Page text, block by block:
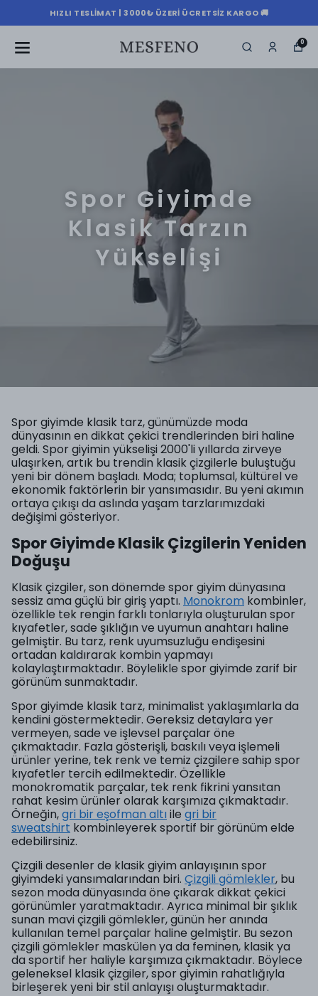
HIZLI TESLIMAT | 3000₺ ÜZERI ÜCRETSIZ KARGO 🚚
0
Spor Giyimde
Klasik Tarzın
Yükselişi
Spor giyimde klasik tarz, günümüzde moda
dünyasının en dikkat çekici trendlerinden biri haline
geldi. Spor giyimin yükselişi 2000'li yıllarda zirveye
ulaşırken, artık bu trendin klasik çizgilerle buluştuğu
yeni bir dönem başladı. Moda; toplumsal, kültürel ve
ekonomik faktörlerin bir yansımasıdır. Bu yeni akımın
ortaya çıkışı da aslında yaşam tarzlarımızdaki
değişimi gösteriyor.
Spor Giyimde Klasik Çizgilerin Yeniden
Doğuşu
Klasik çizgiler, son dönemde spor giyim dünyasına
sessiz ama güçlü bir giriş yaptı. Monokrom kombinler,
özellikle tek rengin farklı tonlarıyla oluşturulan spor
kıyafetler, sade şıklığın ve uyumun anahtarı haline
gelmiştir. Bu tarz, renk uyumsuzluğu endişesini
ortadan kaldırarak kombin yapmayı
kolaylaştırmaktadır. Böylelikle spor giyimde zarif bir
görünüm sunmaktadır.
Spor giyimde klasik tarz, minimalist yaklaşımlarla da
kendini göstermektedir. Gereksiz detaylara yer
vermeyen, sade ve işlevsel parçalar öne
çıkmaktadır. Fazla gösterişli, baskılı veya işlemeli
ürünler yerine, tek renk ve temiz çizgilere sahip spor
kıyafetler tercih edilmektedir. Özellikle
monokromatik parçalar, tek renk fikrini yansıtan
rahat kesim ürünler olarak karşımıza çıkmaktadır.
Örneğin,gri bir eşofman altıile gri bir
sweatshirt kombinleyerek sportif bir görünüm elde
edebilirsiniz.
Çizgili desenler de klasik giyim anlayışının spor
giyimdeki yansımalarından biri. Çizgili gömlekler, bu
sezon moda dünyasında öne çıkarak dikkat çekici
görünümler yaratmaktadır. Ayrıca minimal bir şıklık
sunan mavi çizgili gömlekler, günün her anında
kullanılan temel parçalar haline gelmiştir. Bu sezon
çizgili gömlekler maskülen ya da feminen, klasik ya
da sportif her haliyle karşımıza çıkmaktadır. Böylece
geleneksel klasik çizgiler, spor giyimin rahatlığıyla
birleşerek yeni bir stil anlayışı oluşturmaktadır.